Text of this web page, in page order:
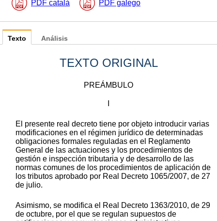
PDF català PDF galego
Texto
TEXTO ORIGINAL
PREÁMBULO
El presente real decreto tiene por objeto introducir varias
modificaciones en el régimen jurídico de determinadas
obligaciones formales reguladas en el Reglamento
General de las actuaciones y los procedimientos de
gestión e inspección tributaria y de desarrollo de las
normas comunes de los procedimientos de aplicación de
los tributos aprobado por Real Decreto 1065/2007, de 27
de julio.
Asimismo, se modifica el Real Decreto 1363/2010, de 29
de octubre, por el que se regulan supuestos de
Análisis